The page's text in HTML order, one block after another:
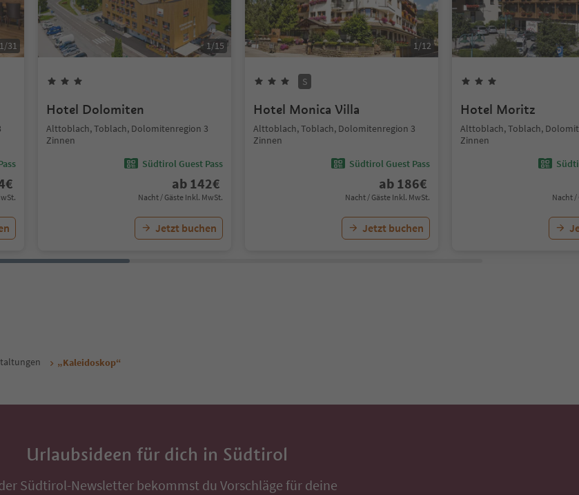
1/31
€
1/15
Hotel Dolomiten
Alttoblach, Toblach, Dolomitenregion 3
Zinnen
Südtirol Guest Pass
ab 142€
Nacht / Gäste Inkl. MwSt.
Jetzt buchen
1/12
S
Hotel Monica Villa
Alttoblach, Toblach, Dolomitenregion 3
Zinnen
Südtirol Guest Pass
ab 186€
Nacht / Gäste Inkl. MwSt.
Jetzt buchen
Hotel Moritz
Alttoblach, Toblach,
Zinnen
Nacht /
„Kaleidoskop“
Urlaubsideen für dich in Südtirol
Südtirol-Newsletter bekommst du Vorschläge für deine